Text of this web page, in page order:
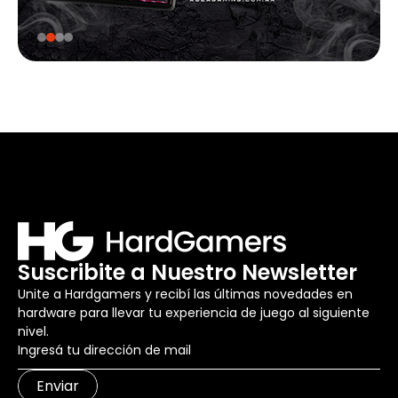
Suscribite a Nuestro Newsletter
Unite a Hardgamers y recibí las últimas novedades en
hardware para llevar tu experiencia de juego al siguiente
nivel.
Enviar